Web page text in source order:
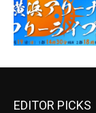
EDITOR PICKS